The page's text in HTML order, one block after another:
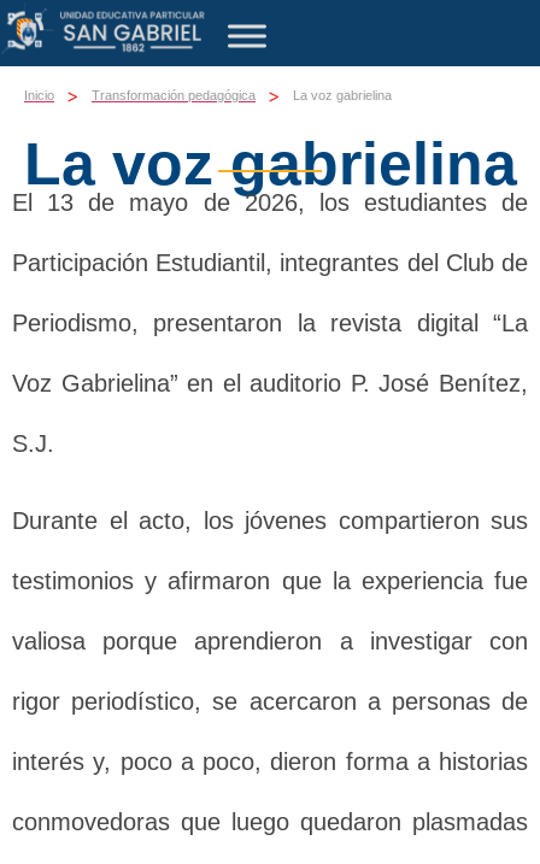
Inicio > Transformación pedagógica > La voz gabrielina
La voz gabrielina
El 13 de mayo de 2026, los estudiantes de
Participación Estudiantil, integrantes del Club de
Periodismo, presentaron la revista digital “La
Voz Gabrielina” en el auditorio P. José Benítez,
S.J.
Durante el acto, los jóvenes compartieron sus
testimonios y afirmaron que la experiencia fue
valiosa porque aprendieron a investigar con
rigor periodístico, se acercaron a personas de
interés y, poco a poco, dieron forma a historias
conmovedoras que luego quedaron plasmadas